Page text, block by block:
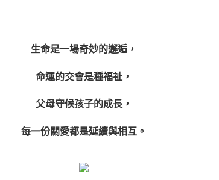
生命是一場奇妙的邂逅，
命運的交會是種福祉，
父母守候孩子的成長，
每一份關愛都是延續與相互。